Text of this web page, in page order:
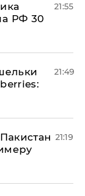
РФ 30
21:55
21:49
21:19